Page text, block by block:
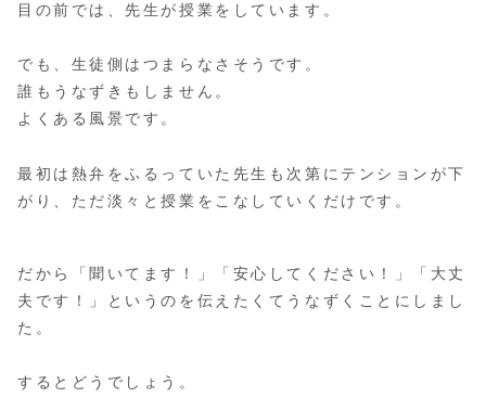
目の前では、先生が授業をしています。
でも、生徒側はつまらなさそうです。
誰もうなずきもしません。
よくある風景です。
最初は熱弁をふるっていた先生も次第にテンションが下
がり、ただ淡々と授業をこなしていくだけです。
だから「聞いてます！」「安心してください！」「大丈
夫です！」というのを伝えたくてうなずくことにしまし
た。
するとどうでしょう。